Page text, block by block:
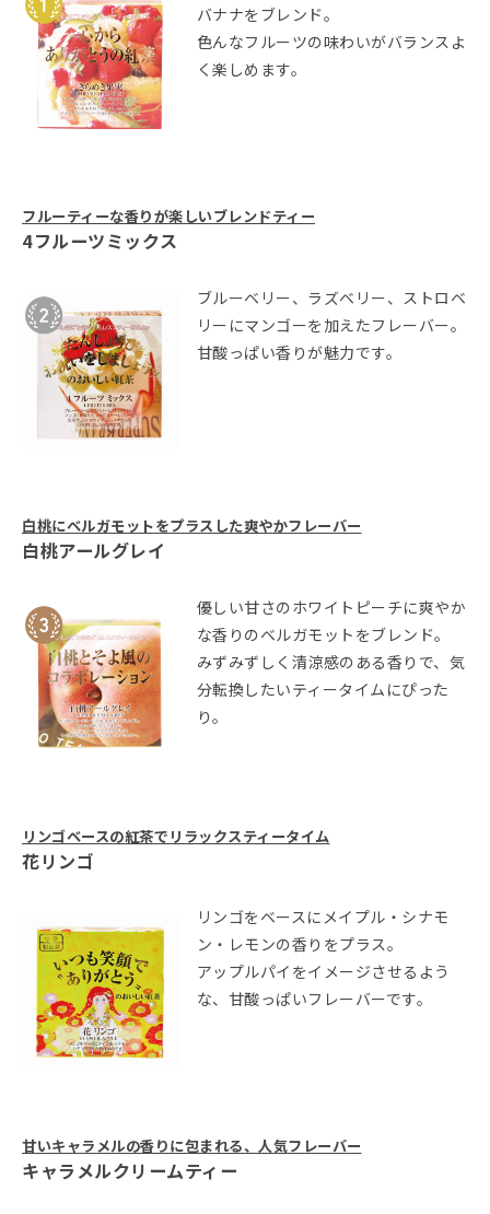
バナナをブレンド。
色んなフルーツの味わいがバランスよ
く楽しめます。
フルーティーな香りが楽しいブレンドティー
4フルーツミックス
ブルーベリー、ラズベリー、ストロベ
リーにマンゴーを加えたフレーバー。
甘酸っぱい香りが魅力です。
白桃にベルガモットをプラスした爽やかフレーバー
白桃アールグレイ
優しい甘さのホワイトピーチに爽やか
な香りのベルガモットをブレンド。
みずみずしく清涼感のある香りで、気
分転換したいティータイムにぴった
り。
リンゴベースの紅茶でリラックスティータイム
花リンゴ
リンゴをベースにメイプル・シナモ
ン・レモンの香りをプラス。
アップルパイをイメージさせるよう
な、甘酸っぱいフレーバーです。
甘いキャラメルの香りに包まれる、人気フレーバー
キャラメルクリームティー